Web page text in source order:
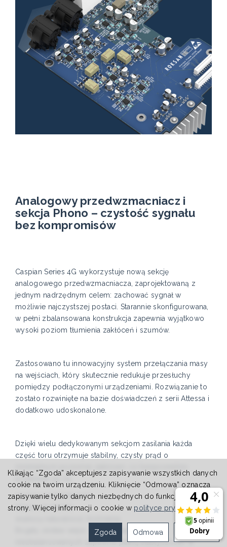
Analogowy przedwzmacniacz i
sekcja Phono – czystość sygnału
bez kompromisów
Caspian Series 4G wykorzystuje nową sekcję
analogowego przedwzmacniacza, zaprojektowaną z
jednym nadrzędnym celem: zachować sygnał w
możliwie najczystszej postaci. Starannie skonfigurowana,
w pełni zbalansowana konstrukcja zapewnia wyjątkowo
wysoki poziom tłumienia zakłóceń i szumów.
Zastosowano tu innowacyjny system przełączania masy
na wejściach, który skutecznie redukuje przesłuchy
pomiędzy podłączonymi urządzeniami. Rozwiązanie to
zostało rozwinięte na bazie doświadczeń z serii Attessa i
dodatkowo udoskonalone.
Dzięki wielu dedykowanym sekcjom zasilania każda
część toru otrzymuje stabilny, czysty prąd o
przekłada się na:
wyższą rozdzielczość
lepszą dynamikę
Bogaty zestaw wejść zbalansowanych i
niezbalansowanych zapewnia pełną elastyczność w
Klikając “Zgoda” akceptujesz zapisywanie wszystkich danych
cookie na twoim urządzeniu. Kliknięcie “Odmowa” oznacza
zapisywanie tylko danych niezbędnych do funkcjonowania
strony. Więcej informacji o cookie w polityce prywatności.
Ustawienia
Odmowa
Zgoda